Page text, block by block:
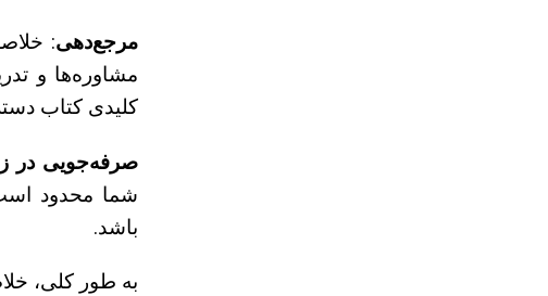
مرجع‌دهی:
مشاوره‌ها و
کلیدی کتاب
صرفه‌جویی در
شما محدود
باشد.
به طور کلی،